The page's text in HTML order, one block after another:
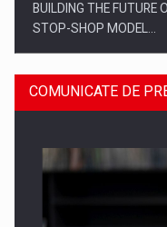
BUILDING THE FUTURE
STOP-SHOP MODEL…
COMUNICATE DE